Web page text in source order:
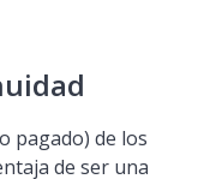
pagado) de los
de ser una